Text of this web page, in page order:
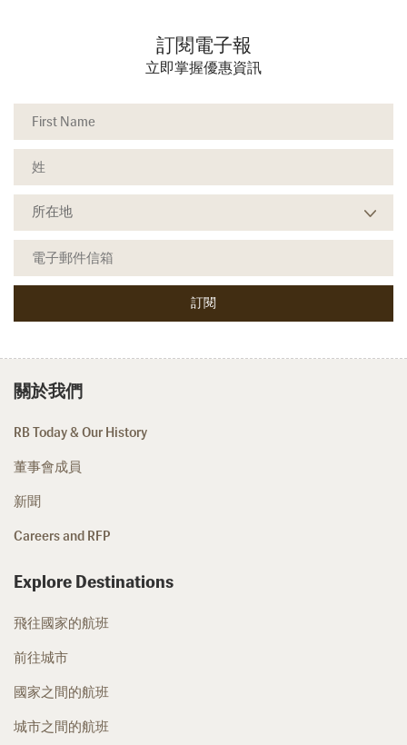
訂閱電子報
立即掌握優惠資訊
關於我們
RB Today & Our History
董事會成員
新聞
Careers and RFP
Explore Destinations
飛往國家的航班
前往城市
國家之間的航班
城市之間的航班